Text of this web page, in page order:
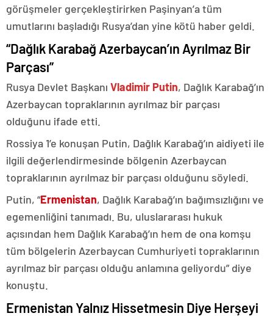
görüşmeler gerçekleştirirken Paşinyan’a tüm
umutlarını başladığı Rusya’dan yine kötü haber geldi.
“Dağlık Karabağ Azerbaycan’ın Ayrılmaz Bir
Parçası”
Rusya Devlet Başkanı Vladimir Putin, Dağlık Karabağ’ın
Azerbaycan topraklarının ayrılmaz bir parçası
olduğunu ifade etti.
Rossiya 1’e konuşan Putin, Dağlık Karabağ’ın aidiyeti ile
ilgili değerlendirmesinde bölgenin Azerbaycan
topraklarının ayrılmaz bir parçası olduğunu söyledi.
Putin, “Ermenistan, Dağlık Karabağ’ın bağımsızlığını ve
egemenliğini tanımadı. Bu, uluslararası hukuk
açısından hem Dağlık Karabağ’ın hem de ona komşu
tüm bölgelerin Azerbaycan Cumhuriyeti topraklarının
ayrılmaz bir parçası olduğu anlamına geliyordu” diye
konuştu.
Ermenistan Yalnız Hissetmesin Diye Herşeyi